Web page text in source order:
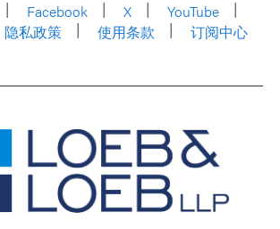
Facebook X
YouTube
隐私政策 使用条款 订阅中心